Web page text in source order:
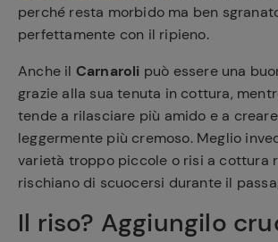
perché resta morbido ma ben
perfettamente con il ripieno.
Anche il Carnaroli può essere una
grazie alla sua tenuta in cottura,
tende a rilasciare più amido e a
leggermente più cremoso. Meglio
varietà troppo piccole o risi a cottura
rischiano di scuocersi durante il
Il riso? Aggiungilo